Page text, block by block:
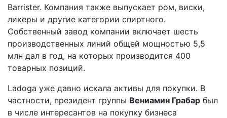
Barrister. Компания также выпускает ром, виски,
ликеры и другие категории спиртного.
Собственный завод компании включает шесть
производственных линий общей мощностью 5,5
млн дал в год, на которых производится 400
товарных позиций.
Ladoga уже давно искала активы для покупки. В
частности, президент группы Вениамин Грабар был
в числе интересантов на покупку бизнеса